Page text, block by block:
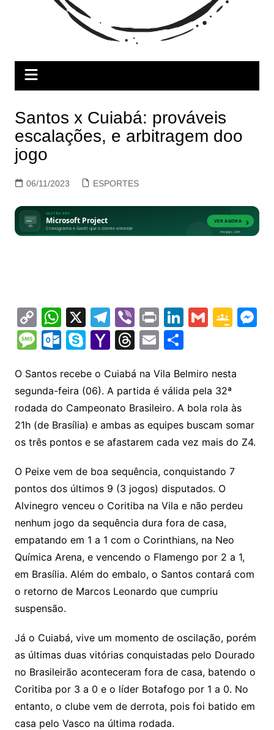
Santos x Cuiabá: prováveis
escalações, e arbitragem doo
jogo
06/11/2023 ESPORTES
C
o
p
y
Li
n
k
W
h
at
s
A
p
p
X T
el
e
gr
a
m
Vi
b
er
Pr
in
t
Li
n
k
e
dI
n
G
l
G
gl
Cl
a
s
sr
o
m
M
M
s
s
a
g
O
lo
o
k.
c
m
S
y
p
e
Y
h
o
o
M
l
T
e
a
d
s
E
ai
l
S
ar
e
O Santos recebe o Cuiabá na Vila Belmiro nesta
segunda-feira (06). A partida é válida pela 32ª
rodada do Campeonato Brasileiro. A bola rola às
21h (de Brasília) e ambas as equipes buscam somar
os três pontos e se afastarem cada vez mais do Z4.
O Peixe vem de boa sequência, conquistando 7
pontos dos últimos 9 (3 jogos) disputados. O
Alvinegro venceu o Coritiba na Vila e não perdeu
nenhum jogo da sequência dura fora de casa,
empatando em 1 a 1 com o Corinthians, na Neo
Química Arena, e vencendo o Flamengo por 2 a 1,
em Brasília. Além do embalo, o Santos contará com
o retorno de Marcos Leonardo que cumpriu
suspensão.
Já o Cuiabá, vive um momento de oscilação, porém
as últimas duas vitórias conquistadas pelo Dourado
no Brasileirão aconteceram fora de casa, batendo o
Coritiba por 3 a 0 e o líder Botafogo por 1 a 0. No
entanto, o clube vem de derrota, pois foi batido em
casa pelo Vasco na última rodada.